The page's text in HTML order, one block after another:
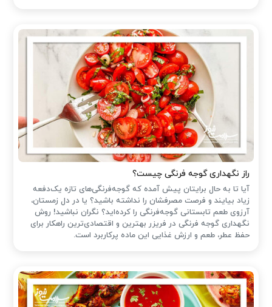
راز نگهداری گوجه فرنگی چیست؟
آیا تا به حال برایتان پیش آمده که گوجه‌فرنگی‌های تازه یک‌دفعه
زیاد بیایند و فرصت مصرفشان را نداشته باشید؟ یا در دل زمستان،
آرزوی طعم تابستانی گوجه‌فرنگی را کرده‌اید؟ نگران نباشید! روش
نگهداری گوجه فرنگی در فریزر بهترین و اقتصادی‌ترین راهکار برای
حفظ عطر، طعم و ارزش غذایی این ماده پرکاربرد است.